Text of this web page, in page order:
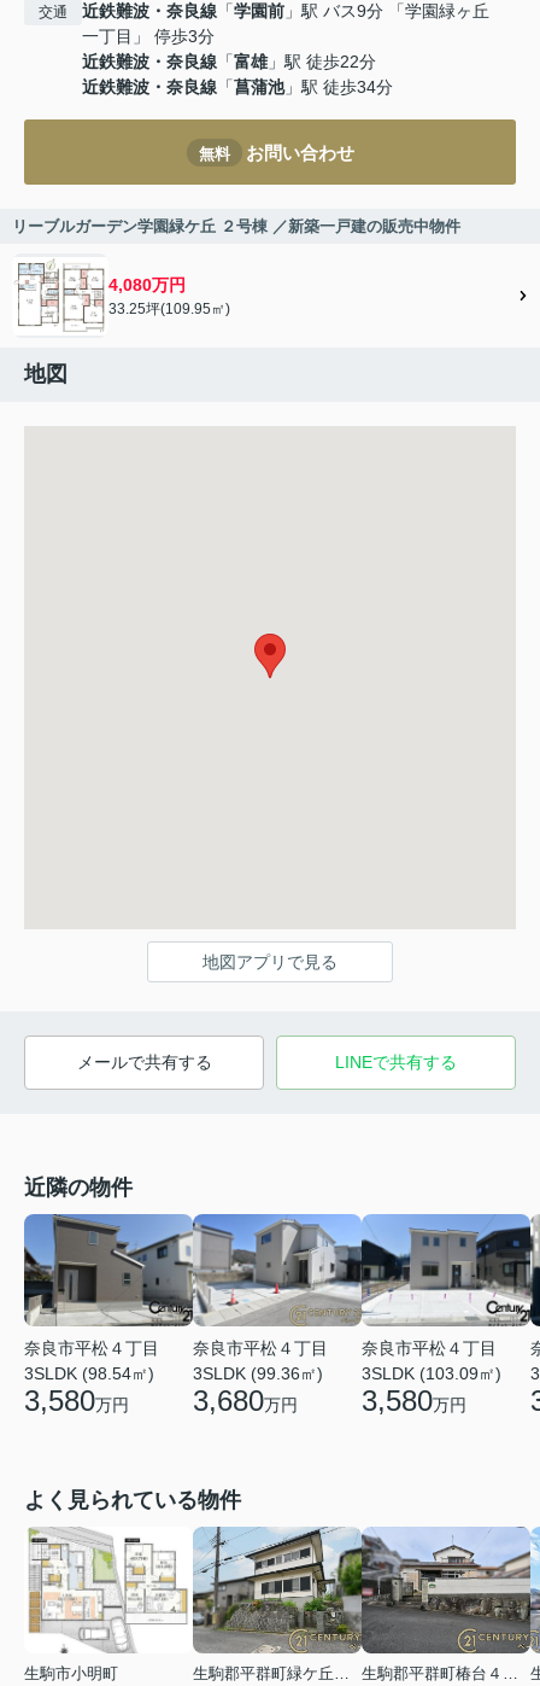
交通 近鉄難波・奈良線 「学園前 」駅 バス9分 「学園緑ヶ丘
一丁目」 停歩3分
近鉄難波・奈良線 「富雄」駅 徒歩22分
近鉄難波・奈良線 「菖蒲池」駅 徒歩34分
無料 お問い合わせ
リーブルガーデン学園緑ケ丘 ２号棟 ／新築一戸建の販売中物件
4,080万円
33.25坪(109.95㎡)
地図
地図アプリで見る
メールで共有する LINEで共有する
近隣の物件
奈良市平松４丁目
3SLDK (98.54㎡)
3,580万円
奈良市平松４丁目
3SLDK (99.36㎡)
3,680万円
奈良市平松４丁目
3SLDK (103.09㎡)
3,580万円
よく見られている物件
生駒市小明町
生駒郡平群町緑ケ丘５丁目
生駒郡平群町椿台４丁目